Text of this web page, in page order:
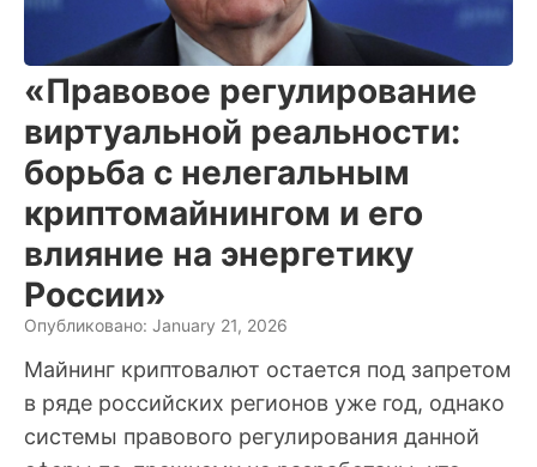
«Правовое регулирование
виртуальной реальности:
борьба с нелегальным
криптомайнингом и его
влияние на энергетику
России»
Опубликовано: January 21, 2026
Майнинг криптовалют остается под запретом
в ряде российских регионов уже год, однако
системы правового регулирования данной